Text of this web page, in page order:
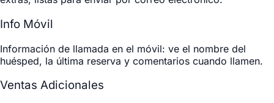
Info Móvil
Información de llamada en el móvil: ve el nombre del
huésped, la última reserva y comentarios cuando llamen.
Ventas Adicionales